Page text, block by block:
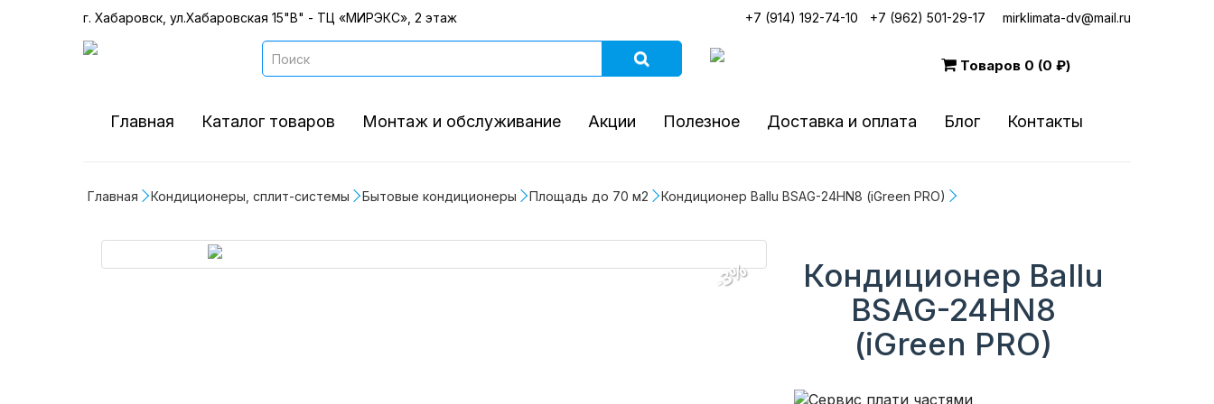
г. Хабаровск, ул.Хабаровская 15"В" - ТЦ «МИРЭКС», 2 этаж +7 (914) 192-74-10 +7 (962) 501-29-17 mirklimata-dv@mail.ru
Товаров 0 (0 ₽)
Главная Каталог товаров Монтаж и обслуживание Акции Полезное Доставка и оплата Блог Контакты
Главная Кондиционеры, сплит-системы Бытовые кондиционеры Площадь до 70 м2 Кондиционер Ballu BSAG-24HN8 (iGreen PRO)
-3%
Кондиционер Ballu
BSAG-24HN8
(iGreen PRO)